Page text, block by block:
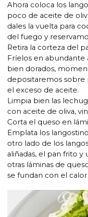
Ahora coloca los
poco de aceite de
dales la vuelta para
del fuego y
Retira la corteza del
Fríelos en abundante
bien dorados,
depositaremos
el exceso de aceite.
Limpia bien las
con aceite de oliva,
Corta el queso en
Emplata los
otro lado de los
aliñadas, el pan frito y
otras láminas de
se fundan con el